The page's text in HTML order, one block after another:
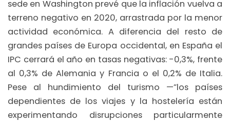
sede en Washington prevé que la inflación vuelva a
terreno negativo en 2020, arrastrada por la menor
actividad económica. A diferencia del resto de
grandes países de Europa occidental, en España el
IPC cerrará el año en tasas negativas: -0,3%, frente
al 0,3% de Alemania y Francia o el 0,2% de Italia.
Pese al hundimiento del turismo —”los países
dependientes de los viajes y la hostelería están
experimentando disrupciones particularmente